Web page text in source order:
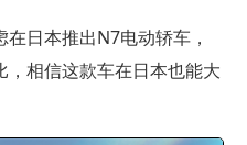
日本推出N7电动轿车，
相信这款车在日本也能大